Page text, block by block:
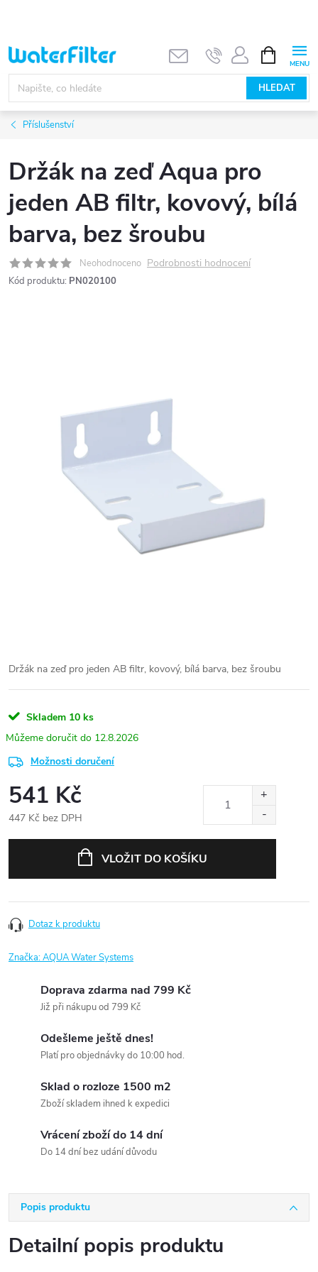
obsah
HLEDAT
NÁKUPNÍ
KOŠÍK
Příslušenství
Držák na zeď Aqua pro
jeden AB filtr, kovový, bílá
barva, bez šroubu
Neohodnoceno Podrobnosti hodnocení
Kód produktu: PN020100
Držák na zeď pro jeden AB filtr, kovový, bílá barva, bez šroubu
Skladem 10 ks
12.8.2026
Možnosti doručení
541 Kč
447 Kč bez DPH
VLOŽIT DO KOŠÍKU
Dotaz k produktu
Značka:AQUA Water Systems
Doprava zdarma nad 799 Kč
Již při nákupu od 799 Kč
Odešleme ještě dnes!
Platí pro objednávky do 10:00 hod.
Sklad o rozloze 1500 m2
Zboží skladem ihned k expedici
Vrácení zboží do 14 dní
Do 14 dní bez udání důvodu
Popis produktu
Detailní popis produktu